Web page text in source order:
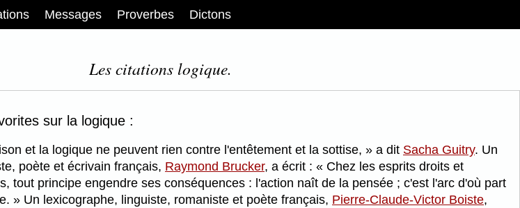
Messages Proverbes Dictons
Les citations logique.
sur la logique :
et la logique ne peuvent rien contre l'entêtement et la sottise, a dit Sacha Guitry. Un
poète et écrivain français, Raymond Brucker, a écrit :
Chez les esprits droits et
tout principe engendre ses conséquences : l'action naît de la pensée ; c'est l'arc d'où part
Un lexicographe, linguiste, romaniste et poète français, Pierre-Claude-Victor Boiste,